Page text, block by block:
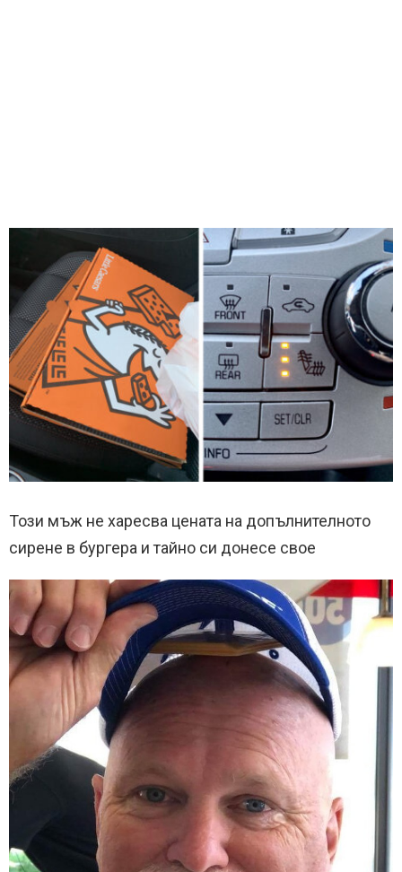
Този мъж не харесва цената на допълнителното
сирене в бургера и тайно си донесе свое